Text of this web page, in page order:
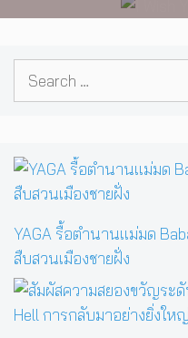
Search
YAGA รื้อตำนานแม่มด
สืบสวนเมืองชายฝั่ง